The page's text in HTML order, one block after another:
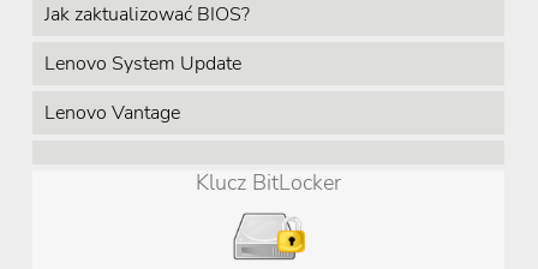
Jak zaktualizować BIOS?
Lenovo System Update
Lenovo Vantage
Klucz BitLocker